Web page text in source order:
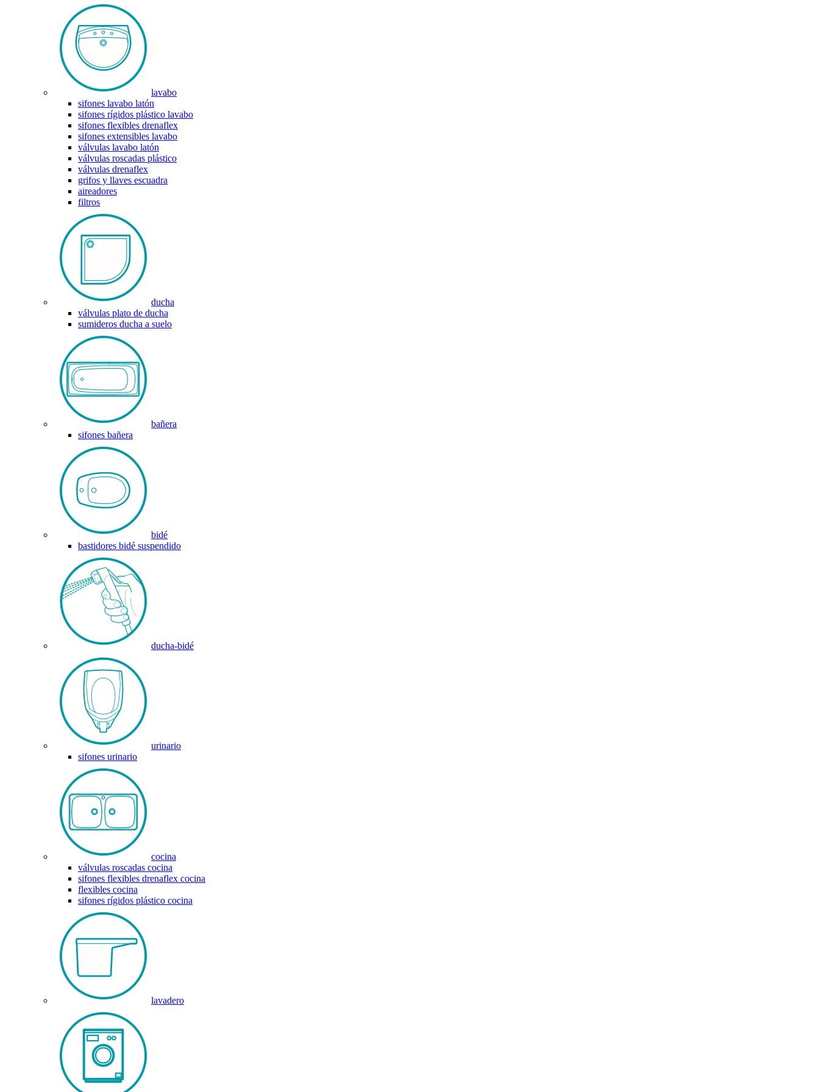
lavabo
sifones lavabo latón
sifones rígidos plástico lavabo
sifones flexibles drenaflex
sifones extensibles lavabo
válvulas lavabo latón
válvulas roscadas plástico
válvulas drenaflex
grifos y llaves escuadra
aireadores
filtros
ducha
válvulas plato de ducha
sumideros ducha a suelo
bañera
sifones bañera
bidé
bastidores bidé suspendido
ducha-bidé
urinario
sifones urinario
cocina
válvulas roscadas cocina
sifones flexibles drenaflex cocina
flexibles cocina
sifones rígidos plástico cocina
lavadero